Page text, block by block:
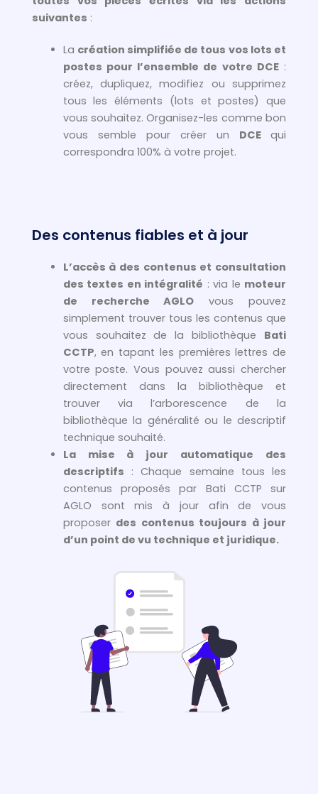
suivantes :
La création simplifiée de tous vos lots et
postes pour l’ensemble de votre DCE:
créez, dupliquez, modifiez ou supprimez
tous les éléments (lots et postes) que
vous souhaitez. Organisez-les comme bon
vous semble pour créer un DCEqui
correspondra 100% à votre projet.
Des contenus fiables et à jour
L’accès à des contenus et consultation
des textes en intégralité : via le moteur
de recherche AGLO vous pouvez
simplement trouver tous les contenus que
vous souhaitez de la bibliothèque Bati
CCTP, en tapant les premières lettres de
votre poste. Vous pouvez aussi chercher
directement dans la bibliothèque et
trouver via l’arborescence de la
bibliothèque la généralité ou le descriptif
technique souhaité.
La mise à jour automatique des
descriptifs : Chaque semaine tous les
contenus proposés par Bati CCTP sur
AGLO sont mis à jour afin de vous
proposer des contenus toujours à jour
d’un point de vu technique et juridique.